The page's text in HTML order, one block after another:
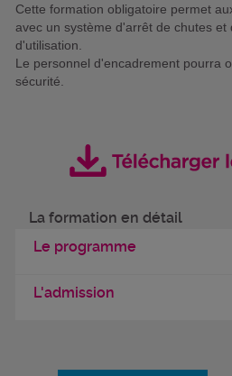
Cette formation obligatoire permet
avec un système d'arrêt de chutes
d'utilisation.
Le personnel d'encadrement pourra
sécurité.
La formation en détail
Le programme
L'admission